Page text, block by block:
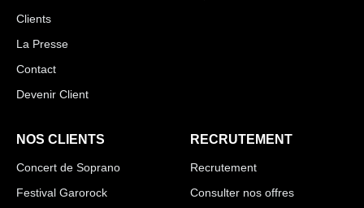
Clients
La Presse
Contact
Devenir Client
NOS CLIENTS
Concert de Soprano
Festival Garorock
RECRUTEMENT
Recrutement
Consulter nos offres